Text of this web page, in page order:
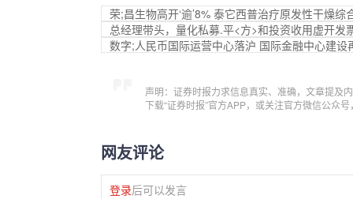
荣;昌生物高开‘逾’8% 泰它西普治疗原发性干燥
总经理带头，量化私募.平<方>和投资收用虚开发
数字;人民币国际运营中心落沪 国际金融中心建设
声明：证券时报力求信息真实、准确，文章提及
下载“证券时报”官方APP，或关注官方微信公众
网友评论
登录后可以发言